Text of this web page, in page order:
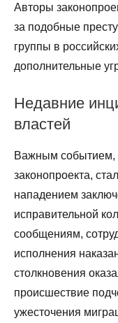
Авторы
за подобные
группы в
дополнительные
Недавние
властей
Важным событием,
законопроекта,
нападением
исправительной
сообщениям,
исполнения
столкновения
происшествие
ужесточения